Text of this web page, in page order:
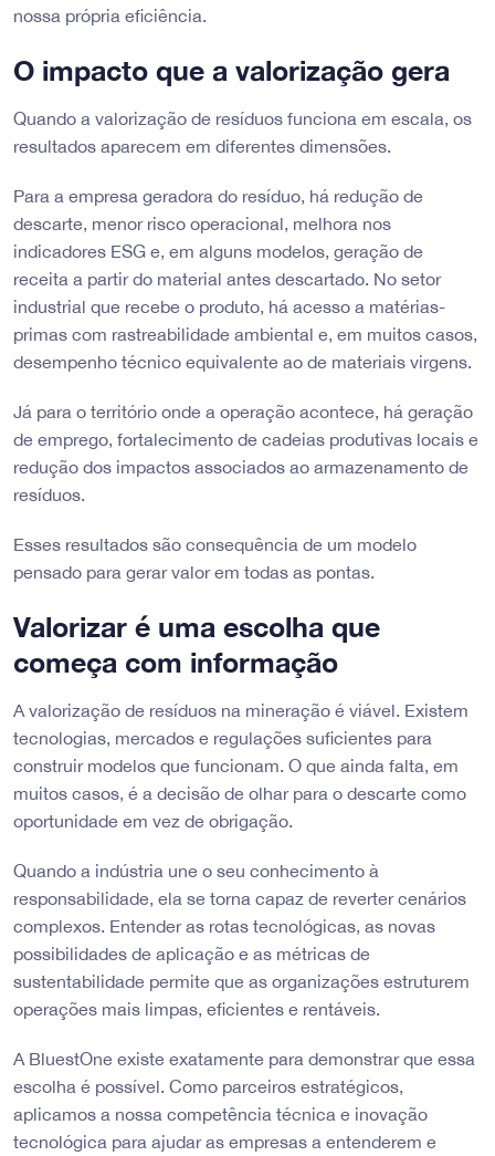
nossa própria eficiência.
O impacto que a valorização gera
Quando a valorização de resíduos funciona em escala, os
resultados aparecem em diferentes dimensões.
Para a empresa geradora do resíduo, há redução de
descarte, menor risco operacional, melhora nos
indicadores ESG e, em alguns modelos, geração de
receita a partir do material antes descartado. No setor
industrial que recebe o produto, há acesso a matérias-
primas com rastreabilidade ambiental e, em muitos casos,
desempenho técnico equivalente ao de materiais virgens.
Já para o território onde a operação acontece, há geração
de emprego, fortalecimento de cadeias produtivas locais e
redução dos impactos associados ao armazenamento de
resíduos.
Esses resultados são consequência de um modelo
pensado para gerar valor em todas as pontas.
Valorizar é uma escolha que
começa com informação
A valorização de resíduos na mineração é viável. Existem
tecnologias, mercados e regulações suficientes para
construir modelos que funcionam. O que ainda falta, em
muitos casos, é a decisão de olhar para o descarte como
oportunidade em vez de obrigação.
Quando a indústria une o seu conhecimento à
responsabilidade, ela se torna capaz de reverter cenários
complexos. Entender as rotas tecnológicas, as novas
possibilidades de aplicação e as métricas de
sustentabilidade permite que as organizações estruturem
operações mais limpas, eficientes e rentáveis.
A BluestOne existe exatamente para demonstrar que essa
escolha é possível. Como parceiros estratégicos,
aplicamos a nossa competência técnica e inovação
tecnológica para ajudar as empresas a entenderem e